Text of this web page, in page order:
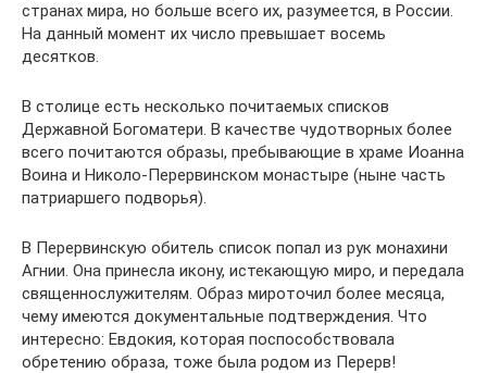
странах мира, но больше всего их, разумеется, в России.
На данный момент их число превышает восемь
десятков.
В столице есть несколько почитаемых списков
Державной Богоматери. В качестве чудотворных более
всего почитаются образы, пребывающие в храме Иоанна
Воина и Николо-Перервинском монастыре (ныне часть
патриаршего подворья).
В Перервинскую обитель список попал из рук монахини
Агнии. Она принесла икону, истекающую миро, и передала
священнослужителям. Образ мироточил более месяца,
чему имеются документальные подтверждения. Что
интересно: Евдокия, которая поспособствовала
обретению образа, тоже была родом из Перерв!